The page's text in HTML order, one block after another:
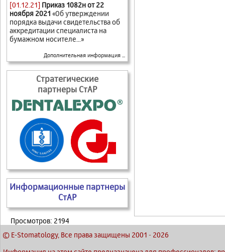
[01.12.21] Приказ 1082н от 22
ноября 2021 «Об утверждении
порядка выдачи свидетельства об
аккредитации специалиста на
бумажном носителе...»
Дополнительная информация ...
Стратегические
партнеры СтАР
Информационные партнеры
СтАР
Просмотров: 2194
© E-Stomatology, Все права защищены 2001 - 2026